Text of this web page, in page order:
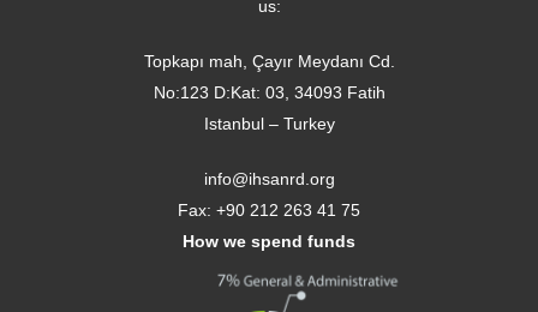
us:
Topkapı mah, Çayır Meydanı Cd.
No:123 D:Kat: 03, 34093 Fatih
Istanbul – Turkey
info@ihsanrd.org
Fax: +90 212 263 41 75
How we spend funds